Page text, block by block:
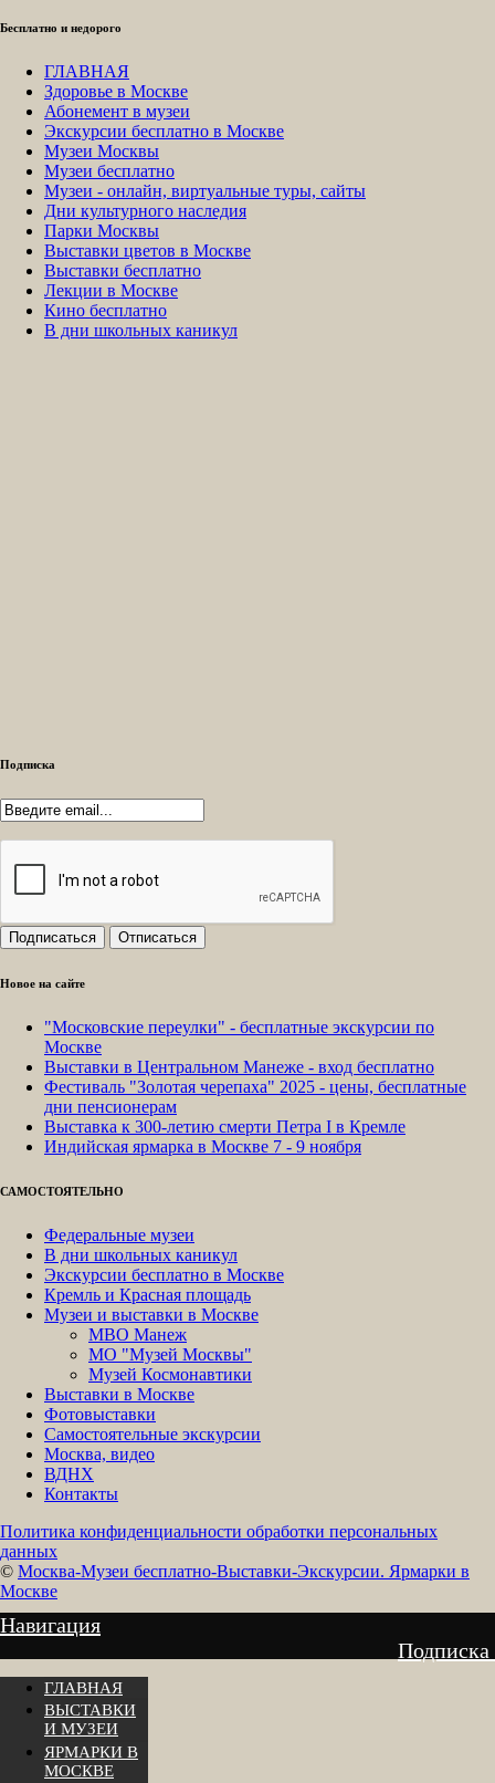
Бесплатно и недорого
ГЛАВНАЯ
Здоровье в Москве
Абонемент в музеи
Экскурсии бесплатно в Москве
Музеи Москвы
Музеи бесплатно
Музеи - онлайн, виртуальные туры, сайты
Дни культурного наследия
Парки Москвы
Выставки цветов в Москве
Выставки бесплатно
Лекции в Москве
Кино бесплатно
В дни школьных каникул
Подписка
Новое на сайте
"Московские переулки" - бесплатные экскурсии по
Москве
Выставки в Центральном Манеже - вход бесплатно
Фестиваль "Золотая черепаха" 2025 - цены, бесплатные
дни пенсионерам
Выставка к 300-летию смерти Петра I в Кремле
Индийская ярмарка в Москве 7 - 9 ноября
САМОСТОЯТЕЛЬНО
Федеральные музеи
В дни школьных каникул
Экскурсии бесплатно в Москве
Кремль и Красная площадь
Музеи и выставки в Москве
МВО Манеж
МО "Музей Москвы"
Музей Космонавтики
Выставки в Москве
Фотовыставки
Самостоятельные экскурсии
Москва, видео
ВДНХ
Контакты
Политика конфиденциальности обработки персональных
данных
© Москва-Музеи бесплатно-Выставки-Экскурсии. Ярмарки в
Москве
Навигация
Подписка
ГЛАВНАЯ
ВЫСТАВКИ
И МУЗЕИ
ЯРМАРКИ В
МОСКВЕ